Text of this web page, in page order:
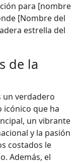
para [nombre
[Nombre del
estrella del
de la
un verdadero
icónico que ha
un vibrante
y la pasión
costados le
Además, el